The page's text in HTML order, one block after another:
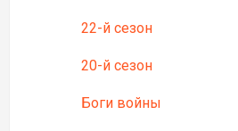
22-й сезон
20-й сезон
Боги войны